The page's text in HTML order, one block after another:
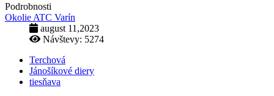
Podrobnosti
Okolie ATC Varín
august 11,2023
Návštevy: 5274
Terchová
Jánošíkové diery
tiesňava